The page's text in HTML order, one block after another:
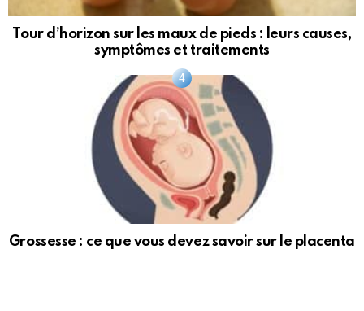
Tour d’horizon sur les maux de pieds : leurs causes,
symptômes et traitements
Grossesse : ce que vous devez savoir sur le placenta